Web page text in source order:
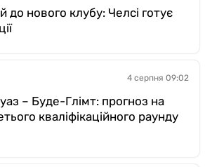
до нового клубу: Челсі готує
4 серпня 09:02
– Буде-Глімт: прогноз на
кваліфікаційного раунду